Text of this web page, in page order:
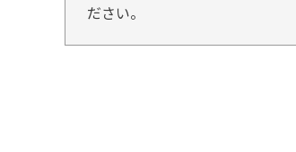
ださい。